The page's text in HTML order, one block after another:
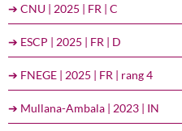
➔ CNU | 2025 | FR | C
➔ ESCP | 2025 | FR | D
➔ FNEGE | 2025 | FR | rang 4
➔ Mullana-Ambala | 2023 | IN